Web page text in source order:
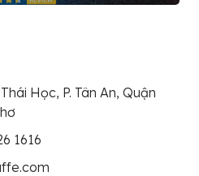
Học, P. Tân An, Quận
1616